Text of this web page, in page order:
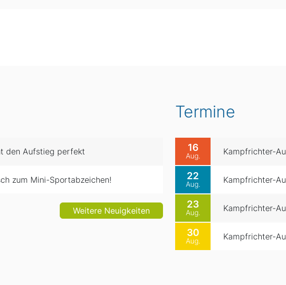
den Aufstieg perfekt
zum Mini-Sportabzeichen!
Weitere Neuigkeiten
Termine
16
Aug. Kampfrichter-
22
Aug. Kampfrichter-
23
Aug. Kampfrichter-
30
Aug. Kampfrichter-